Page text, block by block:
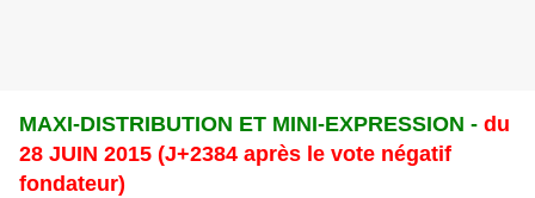
MAXI-DISTRIBUTION ET MINI-EXPRESSION - du
28 JUIN 2015 (J+2384 après le vote négatif
fondateur)